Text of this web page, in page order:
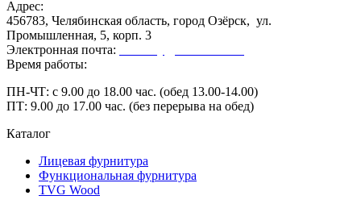
Адрес:
456783, Челябинская область, город Озёрск, ул.
Промышленная, 5, корп. 3
Электронная почта:
Время работы:
ПН-ЧТ: с 9.00 до 18.00 час. (обед 13.00-14.00)
ПТ: 9.00 до 17.00 час. (без перерыва на обед)
Каталог
Лицевая фурнитура
Функциональная фурнитура
TVG Wood